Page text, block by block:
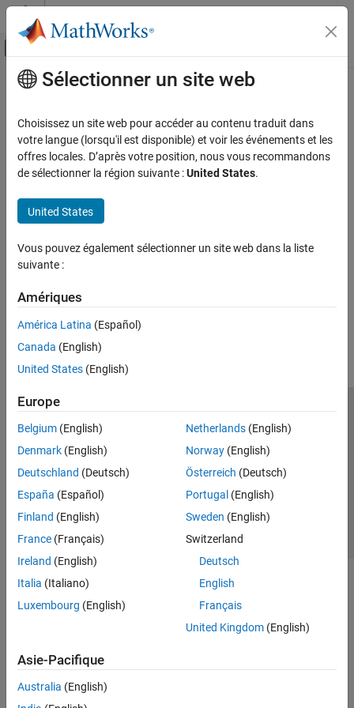
Passer au contenu
Activer/désactiver l'affichage du menu
Accueil de la documentation
Contenu principal
How useful was this information?
Sélectionner un site web
Choisissez un site web pour accéder au contenu traduit dans
votre langue (lorsqu'il est disponible) et voir les événements et les
offres locales. D’après votre position, nous vous recommandons
de sélectionner la région suivante :United States.
United States
Vous pouvez également sélectionner un site web dans la liste
suivante :
Amériques
América Latina (Español)
Canada (English)
United States (English)
Europe
Belgium (English)
Denmark (English)
Deutschland (Deutsch)
España (Español)
Finland (English)
France (Français)
Ireland (English)
Italia (Italiano)
Luxembourg (English)
Netherlands(English)
Norway(English)
Österreich (Deutsch)
Portugal (English)
Sweden (English)
Switzerland
Deutsch
English
Français
United Kingdom(English)
Asie-Pacifique
Australia (English)
Lutte anti-piratage
Contacts locaux
© 1994-2026 The MathWorks, Inc.